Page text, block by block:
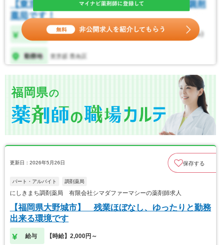
福岡県の
更新日：2026年5月26日 保存する
パート・アルバイト 調剤薬局
にしきまち調剤薬局 有限会社シマダファーマシーの薬剤師求人
【福岡県大野城市】 残業ほぼなし、ゆったりと勤務
出来る環境です
給与 【時給】2,000円～